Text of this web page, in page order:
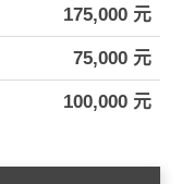
175,000 元
75,000 元
100,000 元